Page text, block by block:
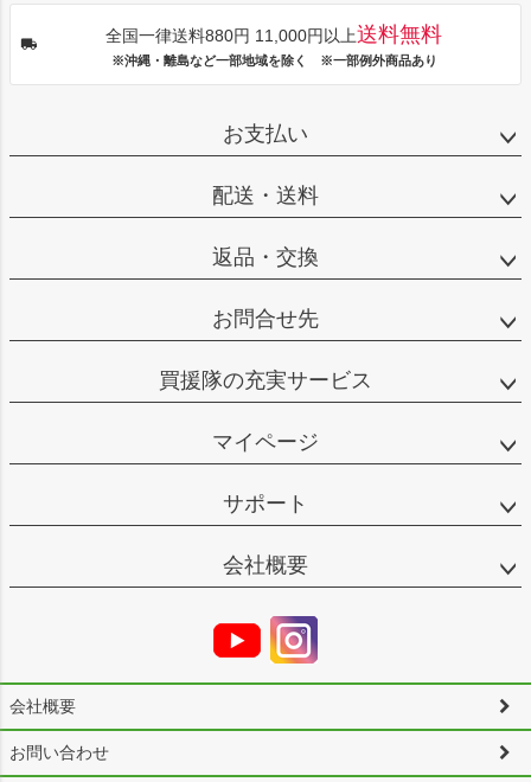
全国一律送料880円 11,000円以上送料無料
※沖縄・離島など一部地域を除く ※一部例外商品あり
お支払い
配送・送料
返品・交換
お問合せ先
買援隊の充実サービス
マイページ
サポート
会社概要
会社概要
お問い合わせ